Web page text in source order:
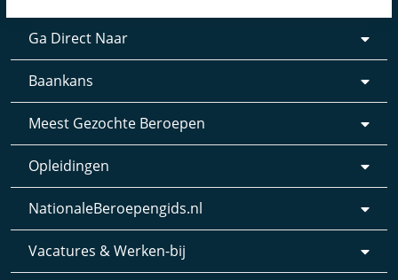
Ga Direct Naar
Baankans
Meest Gezochte Beroepen
Opleidingen
NationaleBeroepengids.nl
Vacatures & Werken-bij